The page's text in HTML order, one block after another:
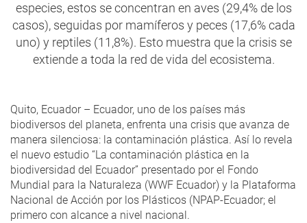
especies, estos se concentran en aves (29,4% de los
casos), seguidas por mamíferos y peces (17,6% cada
uno) y reptiles (11,8%). Esto muestra que la crisis se
extiende a toda la red de vida del ecosistema.
Quito, Ecuador – Ecuador, uno de los países más
biodiversos del planeta, enfrenta una crisis que avanza de
manera silenciosa: la contaminación plástica. Así lo revela
el nuevo estudio “La contaminación plástica en la
biodiversidad del Ecuador” presentado por el Fondo
Mundial para la Naturaleza (WWF Ecuador) y la Plataforma
Nacional de Acción por los Plásticos (NPAP-Ecuador; el
primero con alcance a nivel nacional.